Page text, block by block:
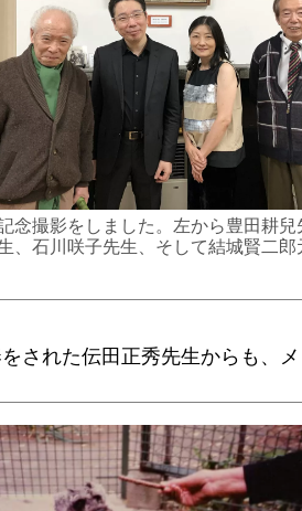
念撮影をしました。左から豊田耕兒
、石川咲子先生、そして結城賢二郎
された伝田正秀先生からも、